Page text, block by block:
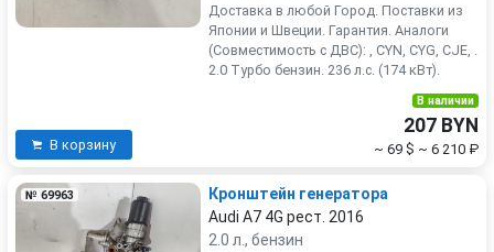
Доставка в любой Город. Поставки из
Японии и Швеции. Гарантия. Аналоги
(Совместимость с ДВС): , CYN, CYG, CJE, .
2.0 Турбо бензин. 236 л.с. (174 кВт).
В корзину
В наличии
207 BYN
~ 69 $ ~ 6 210 ₽
№ 69963
Кронштейн генератора
Audi A7 4G рест. 2016
2.0 л., бензин